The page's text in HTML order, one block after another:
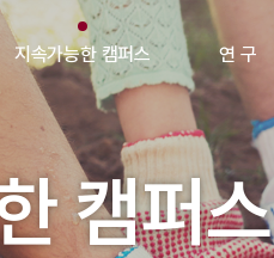
지속가능한 캠퍼스 연 구
캠퍼스